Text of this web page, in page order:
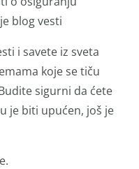
blog vesti
i savete iz sveta
koje se tiču
sigurni da ćete
je biti upućen, još je